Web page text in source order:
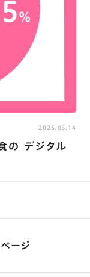
の デジタル
2025.05.14
ージ